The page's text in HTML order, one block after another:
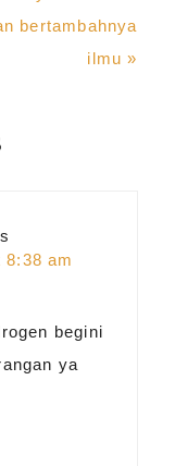
bertambahnya
ilmu »
8:38 am
begini
ya